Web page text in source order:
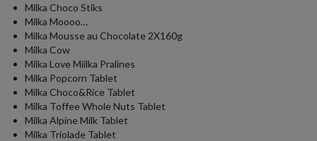
Milka Choco Stiks
Milka Moooo…
Milka Mousse au Chocolate 2X160g
Milka Cow
Milka Love Miilka Pralines
Milka Popcorn Tablet
Milka Choco&Rice Tablet
Milka Toffee Whole Nuts Tablet
Milka Alpine Milk Tablet
Milka Triolade Tablet